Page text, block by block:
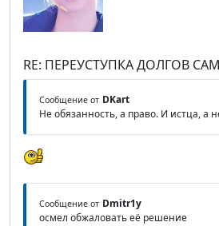
RE: ПЕРЕУСТУПКА ДОЛГОВ
Сообщение от DKart
Не обязанность, а право. И истца, а
Сообщение от Dmitr1y
осмел обжаловать её решение